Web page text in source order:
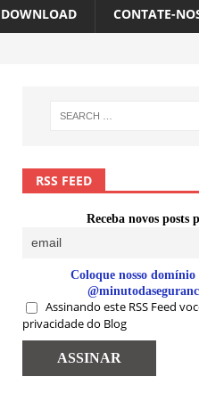
DOWNLOAD CONTATE-
RSS FEED
Receba novos posts
Coloque nosso
Assinando este RSS Feed
privacidade do Blog